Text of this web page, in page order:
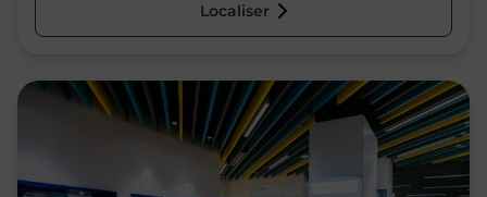
Localiser